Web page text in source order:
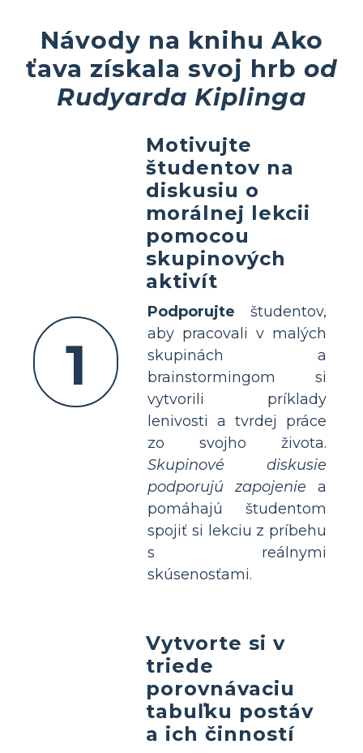
Návody na knihu Ako
ťava získala svoj hrb od
Rudyarda Kiplinga
1
Motivujte
študentov na
diskusiu o
morálnej lekcii
pomocou
skupinových
aktivít
Podporujte študentov,
aby pracovali v malých
skupinách a
brainstormingom si
vytvorili príklady
lenivosti a tvrdej práce
zo svojho života.
Skupinové diskusie
podporujú zapojenie a
pomáhajú študentom
spojiť si lekciu z príbehu
s reálnymi
skúsenosťami.
Vytvorte si v
triede
porovnávaciu
tabuľku postáv
a ich činností